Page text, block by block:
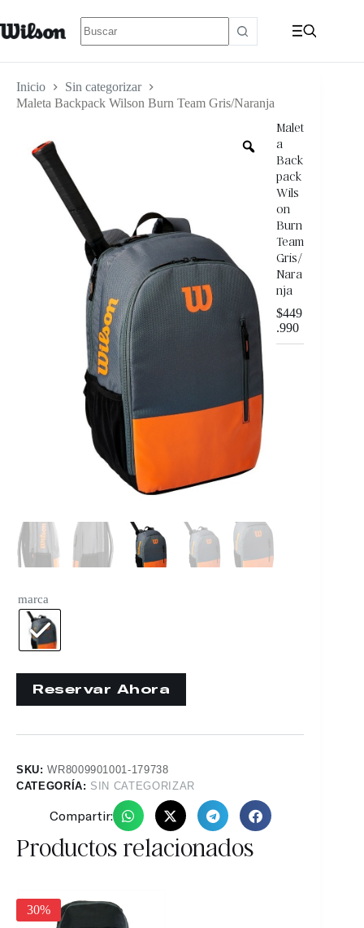
Inicio
Sin categorizar
Maleta Backpack Wilson Burn Team Gris/Naranja
Malet
a
Back
pack
Wils
on
Burn
Team
Gris/
Nara
nja
$449
.990
marca
SKU:WR8009901001-179738
CATEGORÍA: SIN CATEGORIZAR
Compartir:
Productos relacionados
30%